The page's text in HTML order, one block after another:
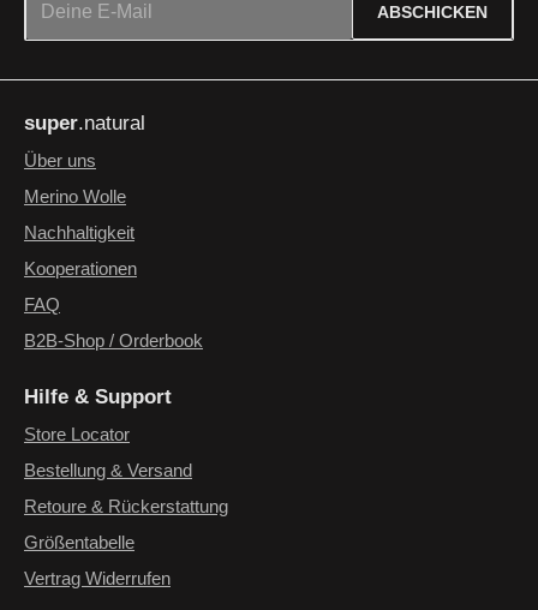
ABSCHICKEN
genommen und die
einverstanden.
Die mit einem Stern (*) markierten Felder sind Pflichtfelder.
super.natural
Über uns
Merino Wolle
Nachhaltigkeit
Kooperationen
FAQ
B2B-Shop / Orderbook
Hilfe & Support
Store Locator
Bestellung & Versand
Retoure & Rückerstattung
Größentabelle
Vertrag Widerrufen